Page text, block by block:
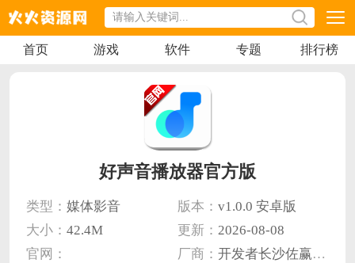
首页 游戏 软件 专题 排行榜
好声音播放器官方版
类型： 媒体影音 版本： v1.0.0 安卓版
大小： 42.4M 更新： 2026-08-08
官网：
厂商： 开发者长沙佐赢网络科技有限公司